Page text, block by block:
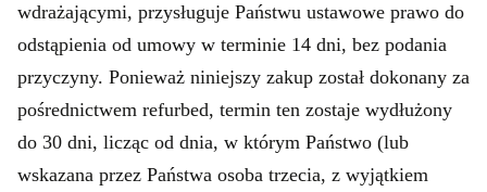
wdrażającymi, przysługuje Państwu ustawowe prawo do
odstąpienia od umowy w terminie 14 dni, bez podania
przyczyny. Ponieważ niniejszy zakup został dokonany za
pośrednictwem refurbed, termin ten zostaje wydłużony
do 30 dni, licząc od dnia, w którym Państwo (lub
wskazana przez Państwa osoba trzecia, z wyjątkiem